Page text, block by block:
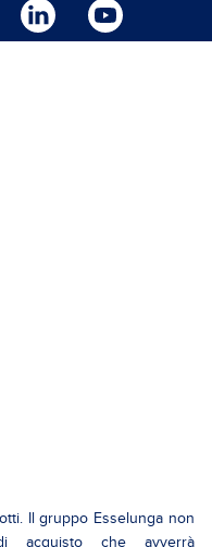
Il gruppo Esselunga non
acquisto che avverrà